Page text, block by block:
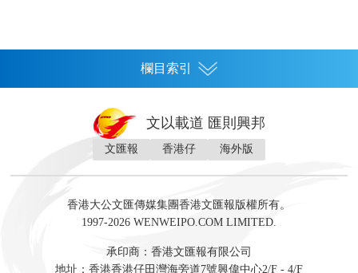
欄目索引
灣區人
財經 地產 投資 財評 數字經濟
訪談 直播 經湋論
文以載道 匯則興邦
文匯報 香港仔 海外版
香港大公文匯傳媒集團香港文匯報版權所有。
1997-2026 WENWEIPO.COM LIMITED.
承印商：香港文匯報有限公司
地址：香港香港仔田灣海旁道7號興偉中心2/F - 4/F